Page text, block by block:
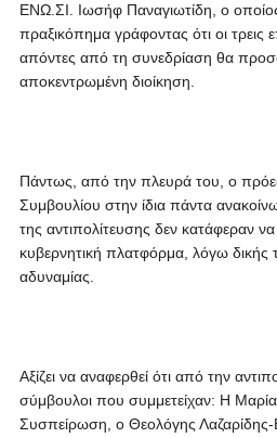
ΕΝΩ.ΣΙ. Ιωσήφ Παναγιωτίδη, ο οποίος
πραξικόπημα γράφοντας ότι οι τρεις
απόντες από τη συνεδρίαση θα
αποκεντρωμένη διοίκηση.
Πάντως, από την πλευρά του, ο
Συμβουλίου στην ίδια πάντα
της αντιπολίτευσης δεν κατάφεραν
κυβερνητική πλατφόρμα, λόγω δικής
αδυναμίας.
Αξίζει να αναφερθεί ότι από την
σύμβουλοι που συμμετείχαν: Η
Συσπείρωση, ο Θεολόγης Λαζαρίδης-